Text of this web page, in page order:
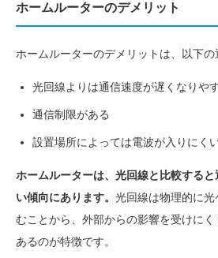
ホームルーターのデメリット
ホームルーターのデメリットは、以下の
光回線よりは通信速度が遅くなりや
通信制限がある
設置場所によっては電波が入りにく
ホームルーターは、光回線と比較する
い傾向にあります。 光回線は物理的に
むことから、外部からの影響を受けに
あるのが特徴です。